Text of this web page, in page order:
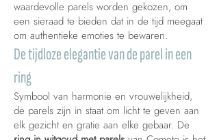
waardevolle parels worden gekozen, om
een sieraad te bieden dat in de tijd meegaat
om authentieke emoties te bewaren.
De tijdloze elegantie van de parel in een
ring
Symbool van harmonie en vrouwelijkheid,
de parels zijn in staat om licht te geven aan
elk gezicht en gratie aan elke gebaar. De